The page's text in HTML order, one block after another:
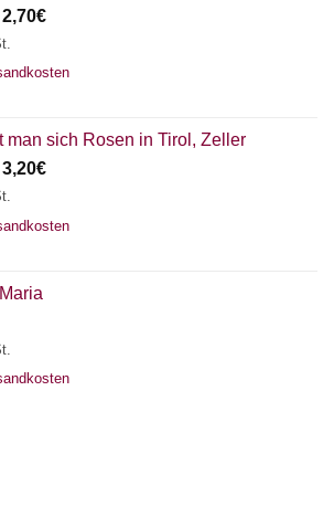
2,70€
man sich Rosen in Tirol, Zeller
3,20€